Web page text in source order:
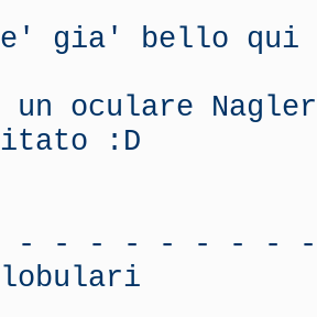
e' gia' bello
un oculare
:D
- - - - - - - -